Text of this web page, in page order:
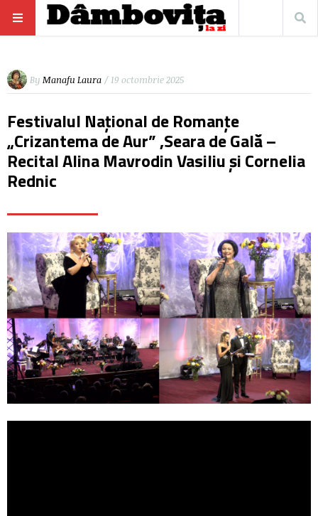
By Manafu Laura / 19 octombrie 2025
Festivalul Național de Romanțe
„Crizantema de Aur” ,Seara de Gală –
Recital Alina Mavrodin Vasiliu și Cornelia
Rednic